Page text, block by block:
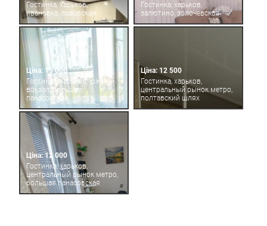
Гостинка, харьков,
ивановка, лозовская
Гостинка, харьков,
залютино, золочевская
Ціна: 15 000
Гостинка, харьков, южный
вокзал, большая
панасовская
Ціна: 12 500
Гостинка, харьков,
центральный рынок метро,
полтавский шлях
Ціна: 12 000
Гостинка, харьков,
центральный рынок метро,
большая панасовская